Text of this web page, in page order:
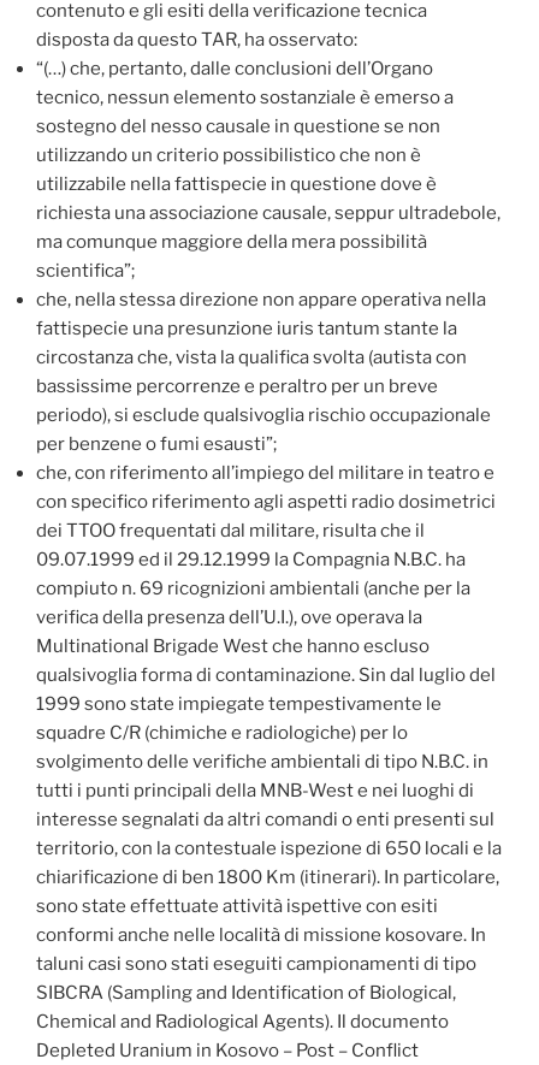
contenuto e gli esiti della verificazione tecnica
disposta da questo TAR, ha osservato:
“(…) che, pertanto, dalle conclusioni dell’Organo
tecnico, nessun elemento sostanziale è emerso a
sostegno del nesso causale in questione se non
utilizzando un criterio possibilistico che non è
utilizzabile nella fattispecie in questione dove è
richiesta una associazione causale, seppur ultradebole,
ma comunque maggiore della mera possibilità
scientifica”;
che, nella stessa direzione non appare operativa nella
fattispecie una presunzione iuris tantum stante la
circostanza che, vista la qualifica svolta (autista con
bassissime percorrenze e peraltro per un breve
periodo), si esclude qualsivoglia rischio occupazionale
per benzene o fumi esausti”;
che, con riferimento all’impiego del militare in teatro e
con specifico riferimento agli aspetti radio dosimetrici
dei TTOO frequentati dal militare, risulta che il
09.07.1999 ed il 29.12.1999 la Compagnia N.B.C. ha
compiuto n. 69 ricognizioni ambientali (anche per la
verifica della presenza dell’U.I.), ove operava la
Multinational Brigade West che hanno escluso
qualsivoglia forma di contaminazione. Sin dal luglio del
1999 sono state impiegate tempestivamente le
squadre C/R (chimiche e radiologiche) per lo
svolgimento delle verifiche ambientali di tipo N.B.C. in
tutti i punti principali della MNB-West e nei luoghi di
interesse segnalati da altri comandi o enti presenti sul
territorio, con la contestuale ispezione di 650 locali e la
chiarificazione di ben 1800 Km (itinerari). In particolare,
sono state effettuate attività ispettive con esiti
conformi anche nelle località di missione kosovare. In
taluni casi sono stati eseguiti campionamenti di tipo
SIBCRA (Sampling and Identification of Biological,
Chemical and Radiological Agents). Il documento
Depleted Uranium in Kosovo – Post – Conflict